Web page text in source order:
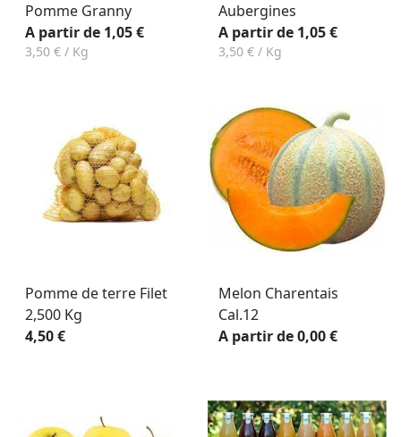
Pomme Granny
A partir de 1,05 €
3,50 € / Kg
Aubergines
A partir de 1,05 €
3,50 € / Kg
Pomme de terre Filet
2,500 Kg
4,50 €
Melon Charentais
Cal.12
A partir de 0,00 €